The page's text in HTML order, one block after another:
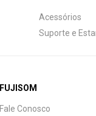
Acessórios
Suporte e
FUJISOM
Fale Conosco